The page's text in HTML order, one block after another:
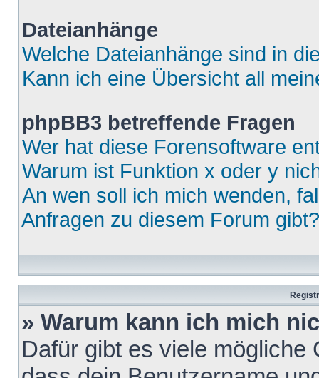
Dateianhänge
Welche Dateianhänge sind in
Kann ich eine Übersicht all
phpBB3 betreffende Fragen
Wer hat diese Forensoftware
Warum ist Funktion x oder y
An wen soll ich mich wenden,
Anfragen zu diesem Forum gibt?
» Warum kann ich mich
Dafür gibt es viele